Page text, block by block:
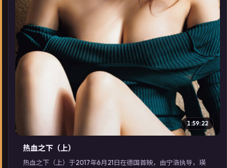
1:59:22
热血之下（上）
热血之下（上）于2017年6月21日在德国首映，由宁浩执导，瑛